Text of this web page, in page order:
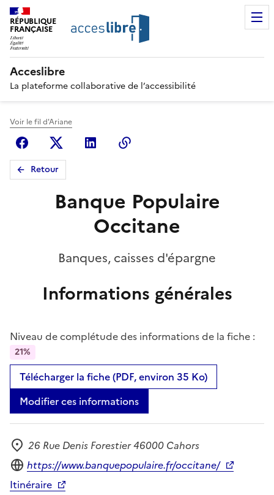
RÉPUBLIQUE
FRANÇAISE
Acceslibre
La plateforme collaborative de l’accessibilité
Voir le fil d'Ariane
FacebookX (anciennement Twitter)
Linkedin
Retour
Banque Populaire
Occitane
Banques, caisses d'épargne
Informations générales
Niveau de complétude des informations de la fiche :
21%
Télécharger la fiche (PDF, environ 35 Ko)
Modifier ces informations
Adresse
26 Rue Denis Forestier 46000 Cahors
Site internet
https://www.banquepopulaire.fr/occitane/
Itinéraire